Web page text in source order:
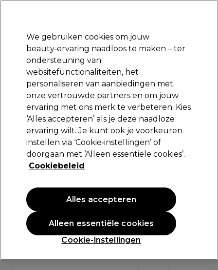
Aanmelden
Merken Deals Haar Elektra
Volgende dag geleverd*
Na verzending, maandag t/m vrijdag
Merken
Shop de merken
Verberg de A-Z-index
0-9 A B C D
F
We gebruiken cookies om jouw
beauty‑ervaring naadloos te maken – ter
ondersteuning van
websitefunctionaliteiten, het
personaliseren van aanbiedingen met
onze vertrouwde partners en om jouw
ervaring met ons merk te verbeteren. Kies
‘Alles accepteren’ als je deze naadloze
ervaring wilt. Je kunt ook je voorkeuren
instellen via ‘Cookie‑instellingen’ of
doorgaan met ‘Alleen essentiële cookies’.
Cookiebeleid
Cookie-instellingen
Alleen essentiële cookies
Alles accepteren